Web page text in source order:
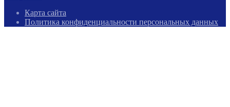
Карта сайта
Политика конфиденциальности персональных данных